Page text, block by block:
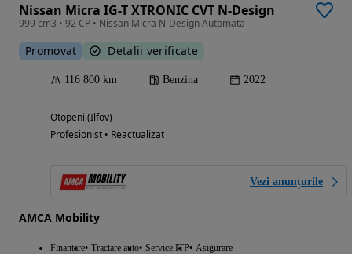
Nissan Micra IG-T XTRONIC CVT N-Design
999 cm3 • 92 CP • Nissan Micra N-Design Automata
Promovat Detalii verificate
116 800 km Benzina 2022
Otopeni (Ilfov)
Profesionist • Reactualizat
Vezi anunțurile
AMCA Mobility
Finantare Tractare auto Service ITP Asigurare